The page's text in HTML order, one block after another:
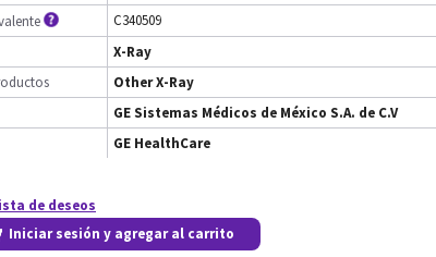
C340509
X-Ray
Other X-Ray
GE Sistemas Médicos de México S.A. de C.V
GE HealthCare
de deseos
Iniciar sesión y agregar al carrito